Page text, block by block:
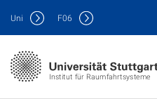
Institut für Raumfahrtsysteme
Uni F06